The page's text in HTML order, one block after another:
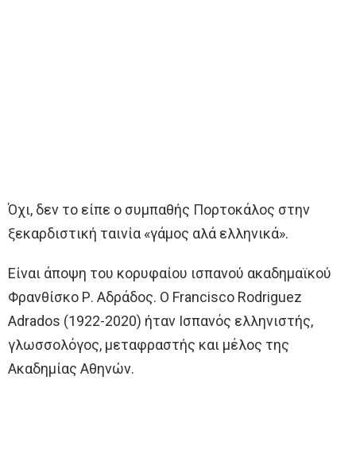
Όχι, δεν το είπε ο συμπαθής Πορτοκάλος στην
ξεκαρδιστική ταινία «γάμος αλά ελληνικά».
Είναι άποψη του κορυφαίου ισπανού ακαδημαϊκού
Φρανθίσκο Ρ. Αδράδος. Ο Francisco Rodriguez
Adrados (1922-2020) ήταν Ισπανός ελληνιστής,
γλωσσολόγος, μεταφραστής και μέλος της
Ακαδημίας Αθηνών.